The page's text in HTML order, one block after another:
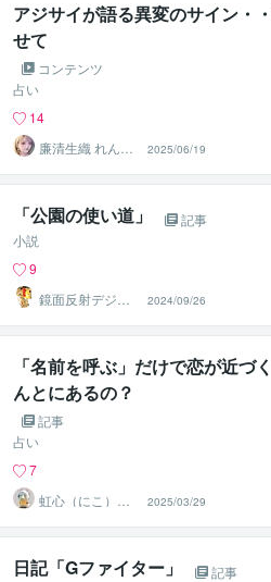
アジサイが語る異変のサイン・
せて
コンテンツ
占い
14
廉清生織 れんせ
い さき
2025/06/19
「公園の使い道」
記事
小説
9
鏡面反射デジタ
ルアート製作所
（鈴木穣）
2024/09/26
「名前を呼ぶ」だけで恋が近づ
んとにあるの？
記事
占い
7
虹心（にこ）＠
香りと愛の導き
鑑定師
2025/03/29
日記「Gファイター」
記事